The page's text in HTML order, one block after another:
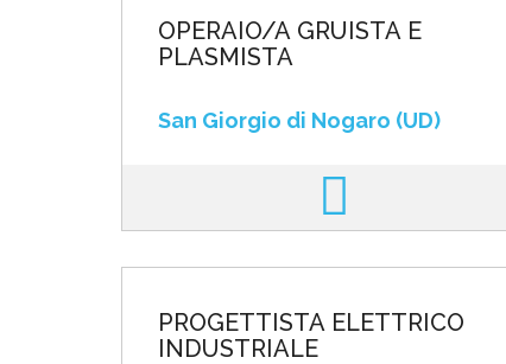
Lavora con noi
INVIA CV
OPERAIO/A GRUISTA E
PLASMISTA
San Giorgio di Nogaro (UD)
PROGETTISTA ELETTRICO
INDUSTRIALE